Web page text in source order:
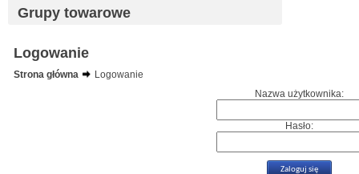
Grupy towarowe
Logowanie
Strona główna
Logowanie
Nazwa użytkownika:
Hasło: